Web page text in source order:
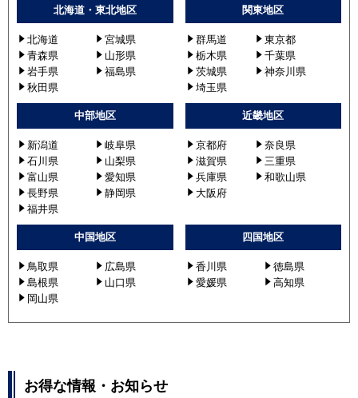
PCZ-ZRMP160KLY
PCZ-ZRMP160KLZ
PCZ-ZRMP160KL3
PCZ-ZRMP160KZ
PCZ-ZRMP160KL4
PCZ-ZRMP160K3
PCZ-ZRMP160K4
PCZ-ZRMP160KL5
PCZ-ZRMP160K5
日立
RPC-GP160RGH4
RPC-GP160RGH1
RPC-GP160RGH7
北海道・東北地区
北海道
宮城県
青森県
山形県
岩手県
福島県
秋田県
関東地区
群馬道
東京都
栃木県
千葉県
茨城県
神奈川県
埼玉県
中部地区
新潟道
岐阜県
石川県
山梨県
富山県
愛知県
長野県
静岡県
福井県
近畿地区
京都府
奈良県
滋賀県
三重県
兵庫県
和歌山県
大阪府
中国地区
鳥取県
広島県
島根県
山口県
岡山県
四国地区
香川県
徳島県
愛媛県
高知県
お得な情報・お知らせ